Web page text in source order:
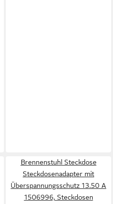
Brennenstuhl Steckdose
Steckdosenadapter mit
Überspannungsschutz 13.50 A
1506996, Steckdosen